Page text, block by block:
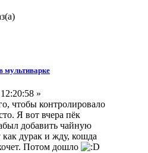
мультиварке
»
чтобы контролировало
Я вот вчера пёк
добавить чайную
дурак и жду, кошда
Потом дошло